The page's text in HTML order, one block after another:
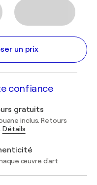
un prix
confiance
gratuits
inclus. Retours
Détails
œuvre d'art